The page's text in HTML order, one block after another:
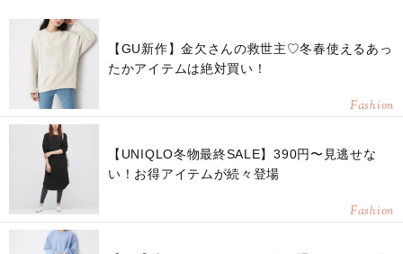
【GU新作】金欠さんの救世主♡冬春使えるあっ
たかアイテムは絶対買い！
Fashion
【UNIQLO冬物最終SALE】390円〜見逃せな
い！お得アイテムが続々登場
Fashion